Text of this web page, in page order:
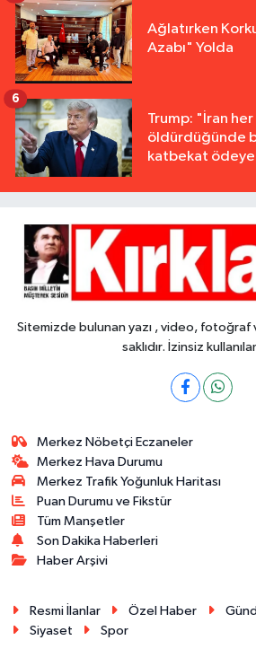
Ağlatırken
Azabı" Yolda
Trump: "İran her
öldürdüğünde
katbekat
6
Sitemizde bulunan yazı , video, fotoğraf
saklıdır. İzinsiz
Merkez Nöbetçi Eczaneler
Merkez Hava Durumu
Merkez Trafik Yoğunluk Haritası
Puan Durumu ve Fikstür
Tüm Manşetler
Son Dakika Haberleri
Haber Arşivi
Resmi İlanlar Özel Haber
Siyaset
Spor